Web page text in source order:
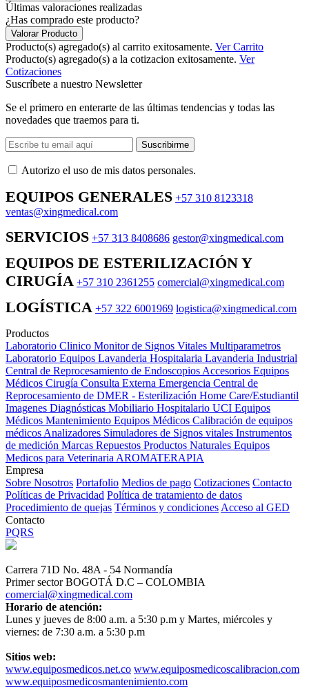
Últimas valoraciones realizadas
¿Has comprado este producto?
Valorar Producto
Producto(s) agregado(s) al carrito exitosamente. Ver Carrito
Producto(s) agregado(s) a la cotizacion exitosamente. Ver
Cotizaciones
Suscríbete a nuestro Newsletter
Se el primero en enterarte de las últimas tendencias y todas las
novedades que traemos para ti.
Suscribirme
Autorizo ​​el uso de mis datos personales.
EQUIPOS GENERALES +57 310 8123318
ventas@xingmedical.com
SERVICIOS +57 313 8408686 gestor@xingmedical.com
EQUIPOS DE ESTERILIZACIÓN Y
CIRUGÍA +57 310 2361255 comercial@xingmedical.com
LOGÍSTICA +57 322 6001969 logistica@xingmedical.com
Productos
Laboratorio Clinico Monitor de Signos Vitales Multiparametros
Laboratorio Equipos Lavanderia Hospitalaria Lavanderia Industrial
Central de Reprocesamiento de Endoscopios Accesorios Equipos
Médicos Cirugía Consulta Externa Emergencia Central de
Reprocesamiento de DMER - Esterilización Home Care/Estudiantil
Imagenes Diagnósticas Mobiliario Hospitalario UCI Equipos
Médicos Mantenimiento Equipos Médicos Calibración de equipos
médicos Analizadores Simuladores de Signos vitales Instrumentos
de medición Marcas Repuestos Productos Naturales Equipos
Medicos para Veterinaria AROMATERAPIA
Empresa
Sobre Nosotros Portafolio Medios de pago Cotizaciones Contacto
Políticas de Privacidad Política de tratamiento de datos
Procedimiento de quejas Términos y condiciones Acceso al GED
Contacto
PQRS
Carrera 71D No. 48A - 54 Normandía
Primer sector BOGOTÁ D.C – COLOMBIA
comercial@xingmedical.com
Horario de atención:
Lunes y jueves de 8:00 a.m. a 5:30 p.m y Martes, miércoles y
viernes: de 7:30 a.m. a 5:30 p.m
Sitios web:
www.equiposmedicos.net.co www.equiposmedicoscalibracion.com
www.equiposmedicosmantenimiento.com